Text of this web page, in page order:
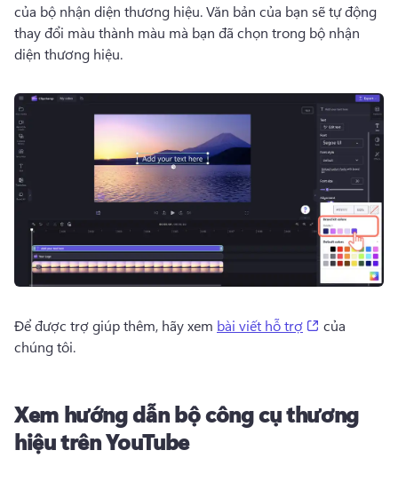
của bộ nhận diện thương hiệu. Văn bản của bạn sẽ tự động
thay đổi màu thành màu mà bạn đã chọn trong bộ nhận
diện thương hiệu.
Để được trợ giúp thêm, hãy xem bài viết hỗ trợ (opens in a
của
chúng tôi.
Xem hướng dẫn bộ công cụ thương
hiệu trên YouTube